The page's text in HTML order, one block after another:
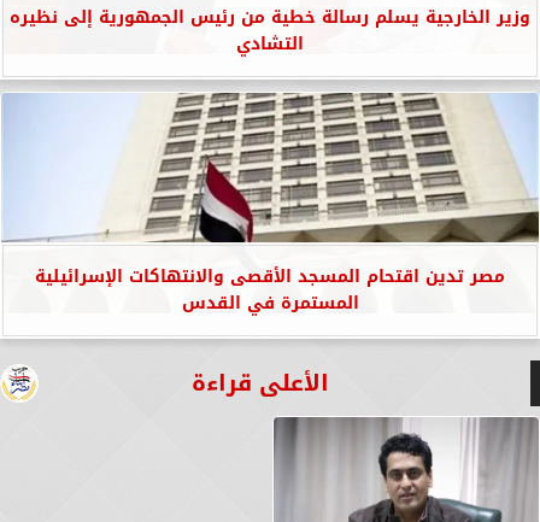
وزير الخارجية يسلم رسالة خطية من رئيس الجمهورية إلى نظيره
التشادي
مصر تدين اقتحام المسجد الأقصى والانتهاكات الإسرائيلية
المستمرة في القدس
الأعلى قراءة